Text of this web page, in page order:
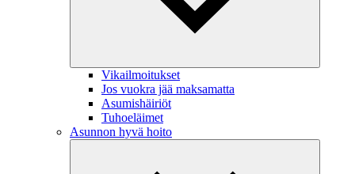
Vikailmoitukset
Jos vuokra jää maksamatta
Asumishäiriöt
Tuhoeläimet
Asunnon hyvä hoito